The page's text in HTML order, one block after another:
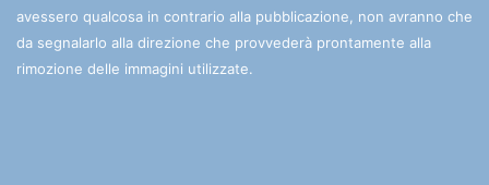
avessero qualcosa in contrario alla pubblicazione, non avranno che
da segnalarlo alla direzione che provvederà prontamente alla
rimozione delle immagini utilizzate.